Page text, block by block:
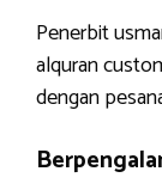
Penerbit
alquran
dengan